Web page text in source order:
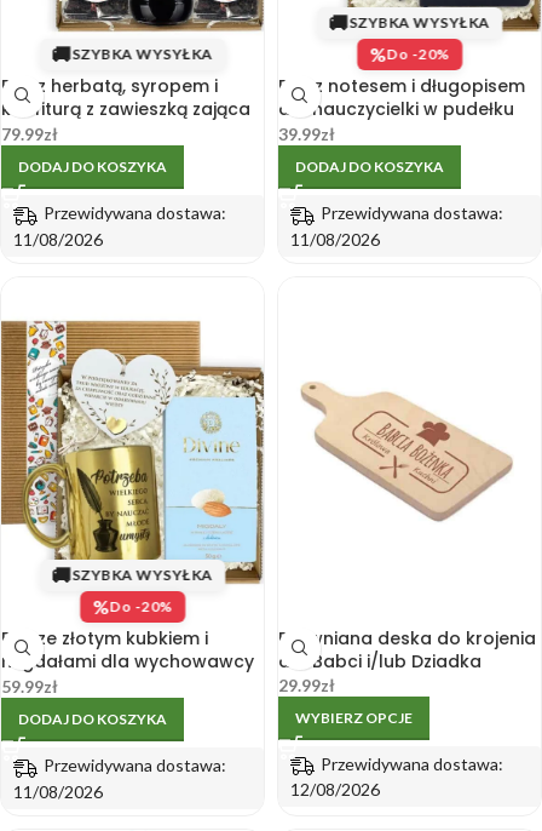
🚚SZYBKA WYSYŁKA
Box z herbatą, syropem i
konfiturą z zawieszką zająca
na Wielkanoc
79.99zł
DODAJ DO KOSZYKA
Przewidywana dostawa:
11/08/2026
🚚SZYBKA WYSYŁKA
%Do -20%
Box z notesem i długopisem
dla nauczycielki w pudełku
prezentowym
39.99zł
DODAJ DO KOSZYKA
Przewidywana dostawa:
11/08/2026
🚚SZYBKA WYSYŁKA
%Do -20%
Box ze złotym kubkiem i
migdałami dla wychowawcy
w pudełku
59.99zł
DODAJ DO KOSZYKA
Przewidywana dostawa:
11/08/2026
Drewniana deska do krojenia
dla Babci i/lub Dziadka
29.99zł
WYBIERZ OPCJE
Przewidywana dostawa:
12/08/2026